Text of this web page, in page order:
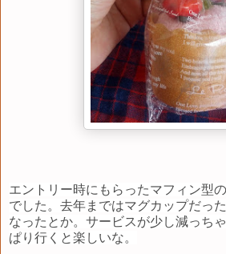
エントリー時にもらったマフィン型
でした。去年まではマグカップだっ
なったとか。 サービスが少し減っち
ぱり行くと楽しいな。